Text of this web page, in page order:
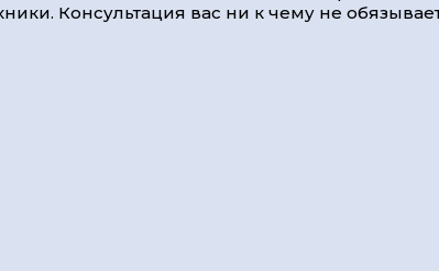
Консультация вас ни к чему не